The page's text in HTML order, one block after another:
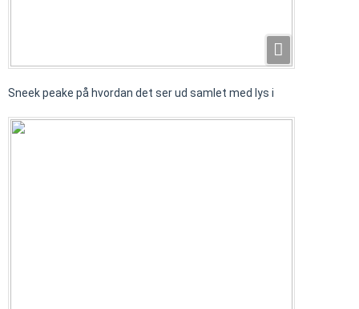
Sneek peake på hvordan det ser ud samlet med lys i